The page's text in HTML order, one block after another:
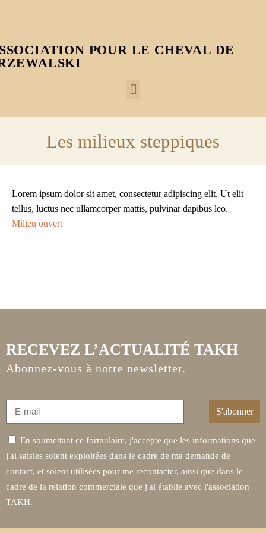
POUR LE CHEVAL DE
Les milieux steppiques
Lorem ipsum dolor sit amet, consectetur adipiscing elit. Ut elit
tellus, luctus nec ullamcorper mattis, pulvinar dapibus leo.
Milieu ouvert
RECEVEZ L’ACTUALITÉ TAKH
Abonnez-vous à notre newsletter.
En soumettant ce formulaire, j'accepte que les informations que
j'ai saisies soient exploitées dans le cadre de ma demande de
contact, et soient utilisées pour me recontacter, ainsi que dans le
cadre de la relation commerciale que j'ai établie avec l'association
TAKH.